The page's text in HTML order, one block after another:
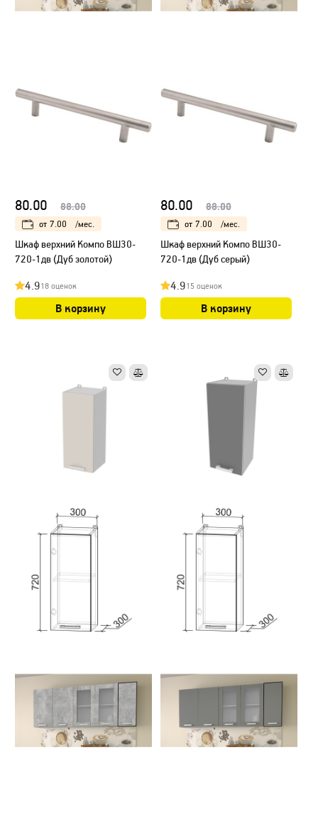
80.00 88.00
от 7.00 /мес.
Шкаф верхний Компо ВШ30-
720-1дв (Дуб золотой)
4.918 оценок
В корзину
80.00 88.00
от 7.00 /мес.
Шкаф верхний Компо ВШ30-
720-1дв (Дуб серый)
4.915 оценок
В корзину